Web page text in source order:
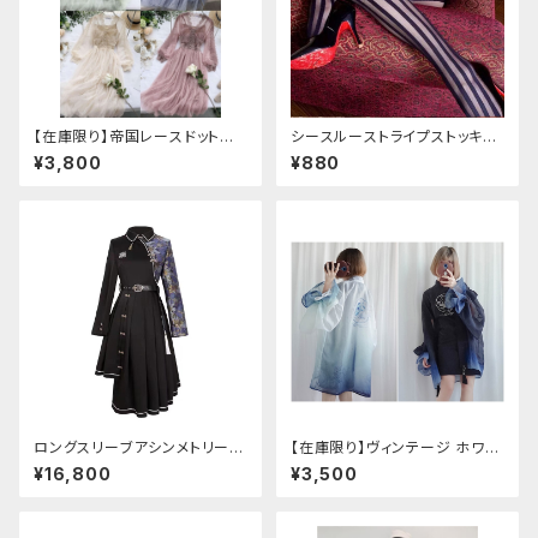
【在庫限り】帝国レースドットワ
ンピース
¥3,800
シースルーストライプストッキン
グ
¥880
ロングスリーブアシンメトリーチ
ャイナドレス
¥16,800
【在庫限り】ヴィンテージ ホワイ
トタイガー チョンサム ショートス
リーブ
¥3,500